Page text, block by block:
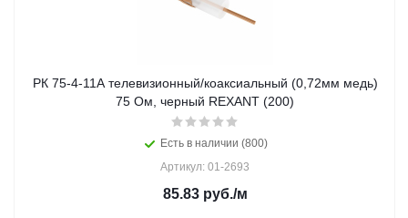
РК 75-4-11А телевизионный/коаксиальный (0,72мм медь)
75 Ом, черный REXANT (200)
Есть в наличии (800)
Артикул: 01-2693
85.83руб./м